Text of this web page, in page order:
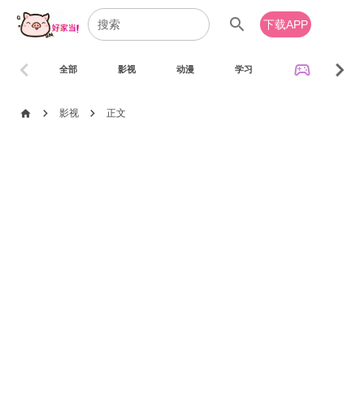
search 下载APP
全部 影视 动漫 学习 sports_esports
chevron_left chevron_right
home chevron_right 影视 chevron_right 正文